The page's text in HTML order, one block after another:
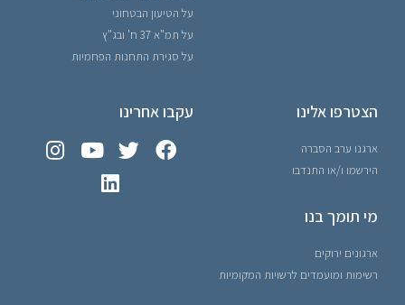
על הטיעון הבטחוני
על תמ"א 37 ח' ובג"ץ
על סגירת התחנות הפחמיות
הצטרפו אלינו
ארגנו ערב הסברה
הירשמו ו/או התנדבו
מי תומך בנו
ארגונים ירוקים
רשימות ומועמדים לרשויות המקומיות
עקבו אחרינו